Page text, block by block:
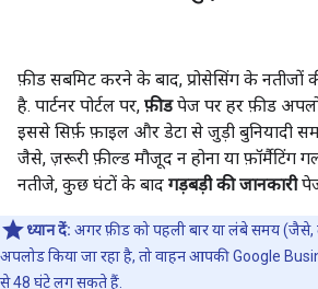
फ़ीड सबमिट करने के बाद, प्रोसेसिंग के नतीजों
है. पार्टनर पोर्टल पर, फ़ीडपेज पर हर फ़ीड
इससे सिर्फ़ फ़ाइल और डेटा से जुड़ी बुनियादी
जैसे, ज़रूरी फ़ील्ड मौजूद न होना या फ़ॉर्मैटिंग
नतीजे, कुछ घंटों के बाद गड़बड़ी की जानकारी
ध्यान दें: अगर फ़ीड को पहली बार या लंबे समय (जैसे,
अपलोड किया जा रहा है, तो वाहन आपकी Google
से 48 घंटे लग सकते हैं.